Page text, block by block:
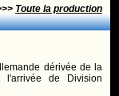
Toute la production
dérivée de la
l'arrivée de Division